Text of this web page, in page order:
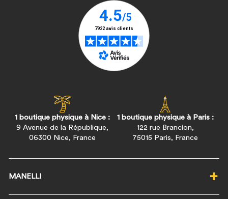
1 boutique physique à Nice :
9 Avenue de la République,
06300 Nice, France
1 boutique physique à Paris :
122 rue Brancion,
75015 Paris, France
MANELLI